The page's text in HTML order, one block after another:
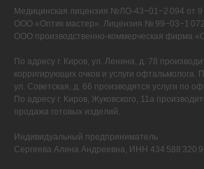
Медицинская лицензия №ЛО-43−01−2 094 от 9
ООО «Оптик мастер». Лицензия № 99−03−1
ООО производственно-коммерческая фирма
По адресу г. Киров, ул. Ленина, д. 78
корригирующих очков и услуги офтальмолога.
ул. Советская, д. 66 производятся услуги по
По адресу г. Киров, Жуковского, 11а
продажа готовых изделий.
Индивидуальный предприниматель
Сергеева Алина Андреевна, ИНН 434 588 320